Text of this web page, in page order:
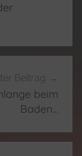
Beitrag
beim
Baden…